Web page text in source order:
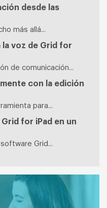
desde las
más allá...
voz de Grid for
de comunicación...
con la edición
para...
for iPad en un
Grid...